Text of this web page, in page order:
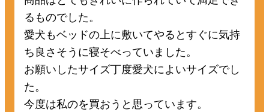
るものでした。
愛犬もベッドの上に敷いてやるとすぐに気持
ち良さそうに寝そべっていました。
お願いしたサイズ丁度愛犬によいサイズでし
た。
今度は私のを買おうと思っています。